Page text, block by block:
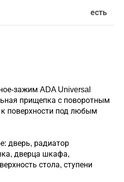
есть
зажим ADA Universal
прищепка с поворотным
поверхности под любым
дверь, радиатор
дверца шкафа,
стола, ступени